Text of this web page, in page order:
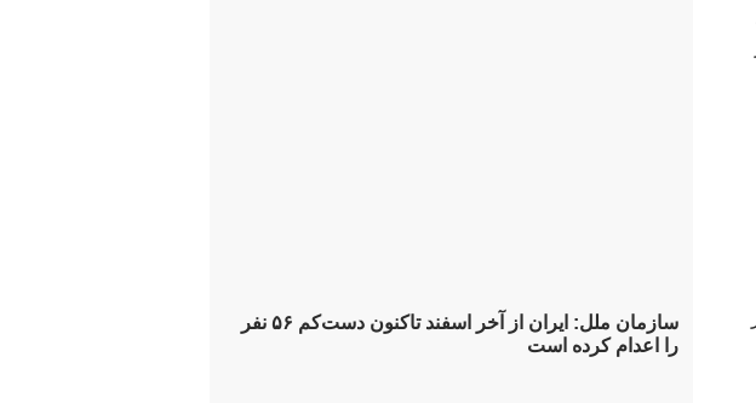
سازمان ملل: ایران از آخر اسفند تاکنون دست‌کم ۵۶ نفر
را اعدام کرده است